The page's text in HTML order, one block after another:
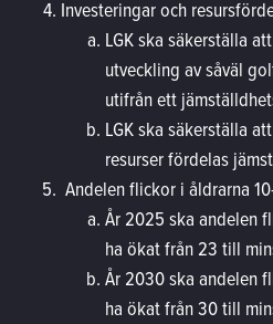
Investeringar och
LGK ska säkerställa
utveckling av såväl
utifrån ett
LGK ska säkerställa
resurser fördelas
Andelen flickor i åldrarna
År 2025 ska andelen
ha ökat från 23 till
År 2030 ska andelen
ha ökat från 30 till